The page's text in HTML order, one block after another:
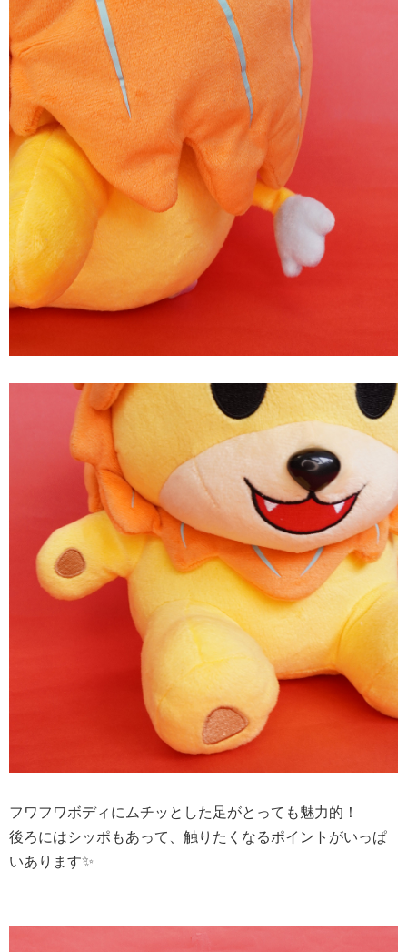
フワフワボディにムチッとした足がとっても魅力的！
後ろにはシッポもあって、触りたくなるポイントがいっぱ
いあります✨